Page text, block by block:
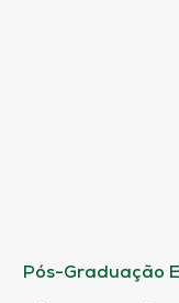
Pós-Graduação